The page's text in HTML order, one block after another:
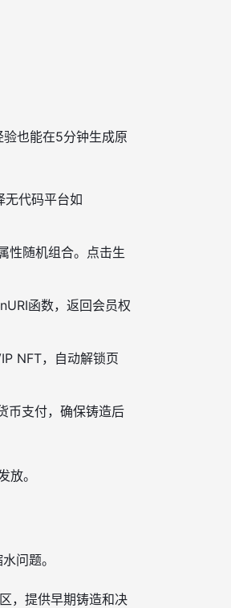
也能在5分钟生成原
无代码平台如
性随机组合。点击生
函数，返回会员权
NFT，自动解锁页
币支付，确保铸造后
。
问题。
，提供早期铸造和决